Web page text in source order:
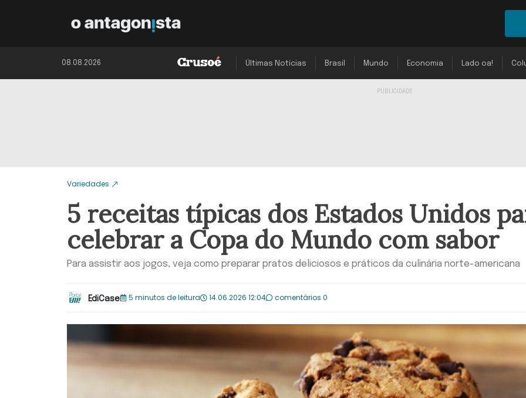
08.08.2026 Últimas Notícias Brasil Mundo Economia Lado oa!
Variedades
5 receitas típicas dos Estados Unidos
celebrar a Copa do Mundo com sabor
Para assistir aos jogos, veja como preparar pratos deliciosos e práticos da culinária norte-americana
EdiCase 5 minutos de leitura 14.06.2026 12:04 comentários 0